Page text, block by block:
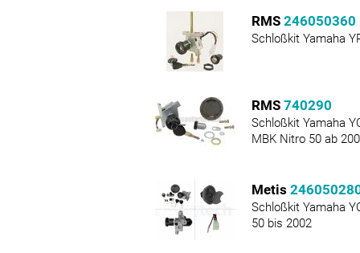
RMS 246050360
Schloßkit Yamaha
RMS 740290
Schloßkit Yamaha
MBK Nitro 50 ab
Metis
Schloßkit Yamaha
50 bis 2002